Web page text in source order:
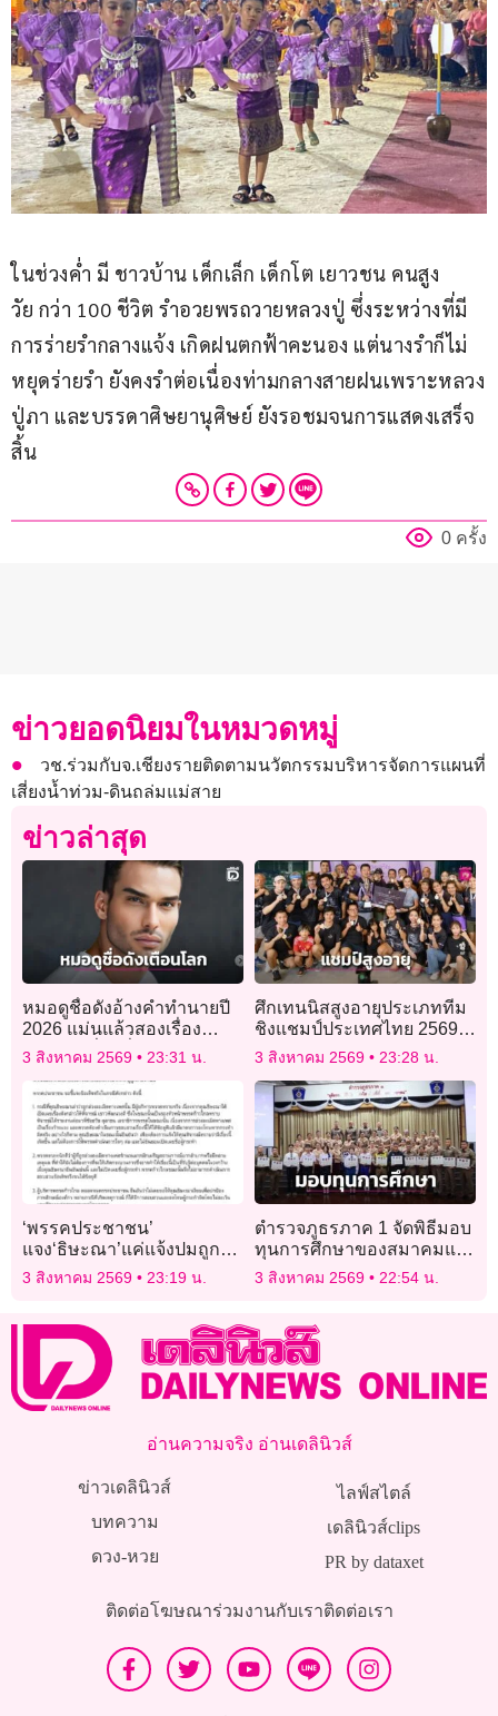
ในช่วงค่ำ มี ชาวบ้าน เด็กเล็ก เด็กโต เยาวชน คนสูง
วัย กว่า 100 ชีวิต รำอวยพรถวายหลวงปู่ ซึ่งระหว่างที่มี
การร่ายรำกลางแจ้ง เกิดฝนตกฟ้าคะนอง แต่นางรำก็ไม่
หยุดร่ายรำ ยังคงรำต่อเนื่องท่ามกลางสายฝนเพราะหลวง
ปู่ภา และบรรดาศิษยานุศิษย์ ยังรอชมจนการแสดงเสร็จ
สิ้น
0 ครั้ง
ข่าวยอดนิยมในหมวดหมู่
วช.ร่วมกับจ.เชียงรายติดตามนวัตกรรมบริหารจัดการแผนที่
เสี่ยงน้ำท่วม-ดินถล่มแม่สาย
ข่าวล่าสุด
หมอดูชื่อดังอ้างคำทำนายปี
2026 แม่นแล้วสองเรื่อง
เตือนภัยเรื่องที่สามกำลังก่อ
3 สิงหาคม 2569 23:31 น.
ศึกเทนนิสสูงอายุประเภททีม
ชิงแชมป์ประเทศไทย 2569″
ทำสถิตินักกีฬาร่วมชิงชัย
3 สิงหาคม 2569 23:28 น.
‘พรรคประชาชน’
แจง‘ธิษะณา’แค่แจ้งปมถูก
ละเมิด ไม่ขอให้ดำเนินการ
3 สิงหาคม 2569 23:19 น.
ตำรวจภูธรภาค 1 จัดพิธีมอบ
ทุนการศึกษาของสมาคมแม่
บ้านตำรวจ ประจำปี 2569
3 สิงหาคม 2569 22:54 น.
อ่านความจริง อ่านเดลินิวส์
ข่าวเดลินิวส์
บทความ
ดวง-หวย
ไลฟ์สไตล์
เดลินิวส์clips
PR by dataxet
ติดต่อโฆษณาร่วมงานกับเราติดต่อเรา